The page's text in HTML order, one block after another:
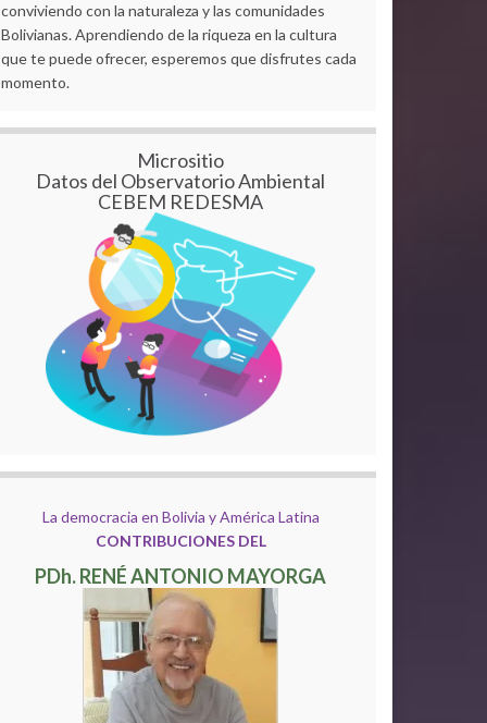
conviviendo con la naturaleza y las comunidades
Bolivianas. Aprendiendo de la riqueza en la cultura
que te puede ofrecer, esperemos que disfrutes cada
momento.
Micrositio
Datos del Observatorio Ambiental
CEBEM REDESMA
La democracia en Bolivia y América Latina
CONTRIBUCIONES DEL
PDh. RENÉ ANTONIO MAYORGA